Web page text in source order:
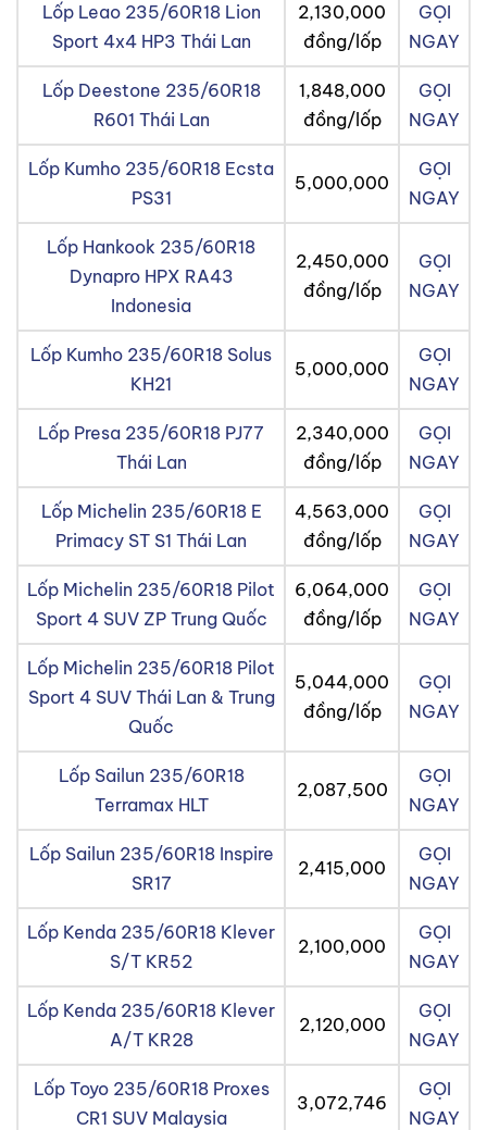
Lốp Leao 235/60R18 Lion
Sport 4x4 HP3 Thái Lan
2,130,000
đồng/lốp
GỌI
NGAY
Lốp Deestone 235/60R18
R601 Thái Lan
1,848,000
đồng/lốp
GỌI
NGAY
Lốp Kumho 235/60R18 Ecsta
PS31
5,000,000
GỌI
NGAY
Lốp Hankook 235/60R18
Dynapro HPX RA43
Indonesia
2,450,000
đồng/lốp
GỌI
NGAY
Lốp Kumho 235/60R18 Solus
KH21
5,000,000
GỌI
NGAY
Lốp Presa 235/60R18 PJ77
Thái Lan
2,340,000
đồng/lốp
GỌI
NGAY
Lốp Michelin 235/60R18 E
Primacy ST S1 Thái Lan
4,563,000
đồng/lốp
GỌI
NGAY
Lốp Michelin 235/60R18 Pilot
Sport 4 SUV ZP Trung Quốc
6,064,000
đồng/lốp
GỌI
NGAY
Lốp Michelin 235/60R18 Pilot
Sport 4 SUV Thái Lan & Trung
Quốc
5,044,000
đồng/lốp
GỌI
NGAY
Lốp Sailun 235/60R18
Terramax HLT
2,087,500
GỌI
NGAY
Lốp Sailun 235/60R18 Inspire
SR17
2,415,000
GỌI
NGAY
Lốp Kenda 235/60R18 Klever
S/T KR52
2,100,000
GỌI
NGAY
Lốp Kenda 235/60R18 Klever
A/T KR28
2,120,000
GỌI
NGAY
Lốp Toyo 235/60R18 Proxes
CR1 SUV Malaysia
3,072,746
GỌI
NGAY